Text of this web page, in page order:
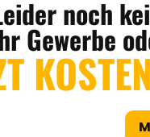
noch
Gewerbe